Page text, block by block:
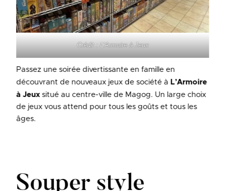
Crédit : L’Armoire à Jeux
Passez une soirée divertissante en famille en
découvrant de nouveaux jeux de société à L’Armoire
à Jeuxsitué au centre-ville de Magog. Un large choix
de jeux vous attend pour tous les goûts et tous les
âges.
Souper style